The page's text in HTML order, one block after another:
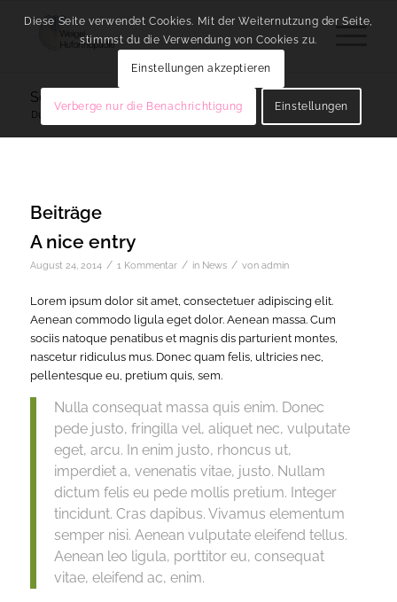
Schlagwortarchiv für: fun
Du bist hier: Startseite
Beiträge
A nice entry
August 24, 2014 / 1 Kommentar / in News / von admin
Lorem ipsum dolor sit amet, consectetuer adipiscing elit.
Aenean commodo ligula eget dolor. Aenean massa. Cum
sociis natoque penatibus et magnis dis parturient montes,
nascetur ridiculus mus. Donec quam felis, ultricies nec,
pellentesque eu, pretium quis, sem.
Nulla consequat massa quis enim. Donec
pede justo, fringilla vel, aliquet nec, vulputate
eget, arcu. In enim justo, rhoncus ut,
imperdiet a, venenatis vitae, justo. Nullam
dictum felis eu pede mollis pretium. Integer
tincidunt. Cras dapibus. Vivamus elementum
semper nisi. Aenean vulputate eleifend tellus.
Aenean leo ligula, porttitor eu, consequat
vitae, eleifend ac, enim.
Diese Seite verwendet Cookies. Mit der Weiternutzung der Seite,
stimmst du die Verwendung von Cookies zu.
Einstellungen akzeptieren
Verberge nur die Benachrichtigung Einstellungen